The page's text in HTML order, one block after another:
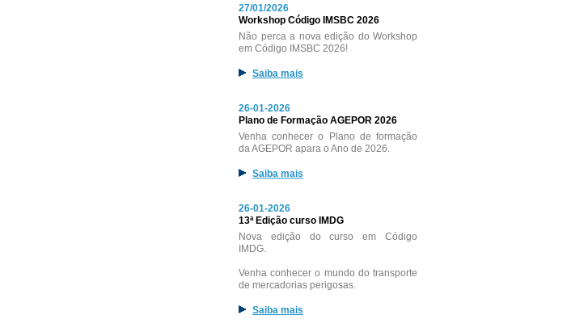
27/01/2026
Workshop Código IMSBC 2026
Não perca a nova edição do Workshop
em Código IMSBC 2026!
Saiba mais
26-01-2026
Plano de Formação AGEPOR 2026
Venha conhecer o Plano de formação
da AGEPOR apara o Ano de 2026.
Saiba mais
26-01-2026
13ª Edição curso IMDG
Nova edição do curso em Código
IMDG.
Venha conhecer o mundo do transporte
de mercadorias perigosas.
Saiba mais